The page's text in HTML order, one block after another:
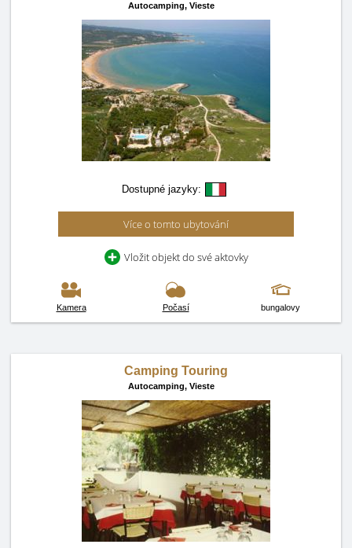
Autocamping, Vieste
Dostupné jazyky:
Více o tomto ubytování
Vložit objekt do své aktovky
Kamera Počasí bungalovy
Camping Touring
Autocamping, Vieste